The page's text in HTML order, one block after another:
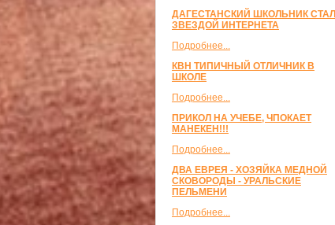
ДАГЕСТАНСКИЙ ШКОЛЬНИК СТАЛ
ЗВЕЗДОЙ ИНТЕРНЕТА
Подробнее...
КВН ТИПИЧНЫЙ ОТЛИЧНИК В
ШКОЛЕ
Подробнее...
ПРИКОЛ НА УЧЕБЕ, ЧПОКАЕТ
МАНЕКЕН!!!
Подробнее...
ДВА ЕВРЕЯ - ХОЗЯЙКА МЕДНОЙ
СКОВОРОДЫ - УРАЛЬСКИЕ
ПЕЛЬМЕНИ
Подробнее...